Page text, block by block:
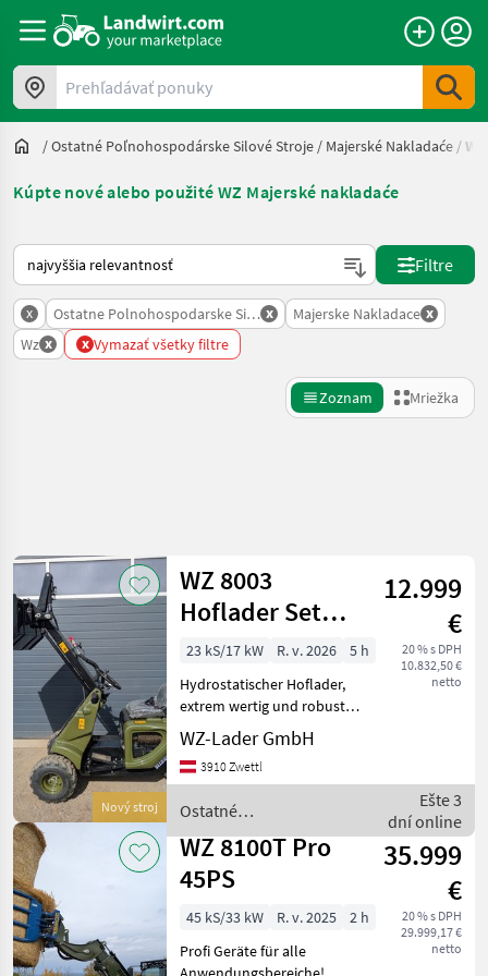
Prehľadávať ponuky
/Ostatné Poľnohospodárske Silové Stroje / Majerské Nakladaće /Wz
Kúpte nové alebo použité WZ Majerské nakladaće
Takto sa vykonáva triedenie na Landwirt.com
Filtre
x Ostatne Polnohospodarske Silove Stroje
x Majerske Nakladace x
Wz x x Vymazať všetky filtre
Zoznam Mriežka
Kategória 4 Krajina
AKTUÁLNA
CESTA
poľnohospodárska
technika
Ostatne
Polnohospodarske
Silove Stroje
Majerske
VYBRAŤ
KATEGÓRIU
WZ
Resetovať
Zobraziť 8
výsledkov
Nový stroj
WZ 8003
Hoflader Set
Angebot
12.999
€
20 % s DPH
10.832,50 €
netto
23 kS/17 kW R. v. 2026
5 h
Hydrostatischer Hoflader,
extrem wertig und robust
gefertigt!
Wartungsfreundlich,
wendig und zuverlässig. Set
Kroko, Palletten
WZ-Lader GmbH
3910 Zwettl
Ostatné
poľnohospodárske silové
stroje / WZ
Ešte 3
dní online
WZ 8100T Pro
45PS
35.999
€
20 % s DPH
29.999,17 €
netto
45 kS/33 kW R. v. 2025
2 h
Profi Geräte für alle